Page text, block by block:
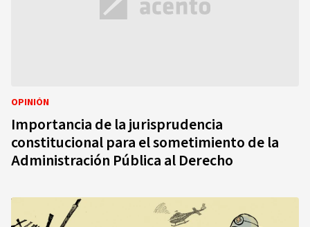
OPINIÓN
Importancia de la jurisprudencia
constitucional para el sometimiento de la
Administración Pública al Derecho